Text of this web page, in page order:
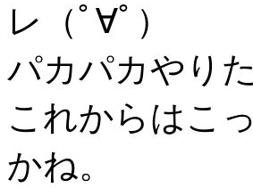
レ（ﾟ∀ﾟ）
パカパカやり
これからはこ
かね。